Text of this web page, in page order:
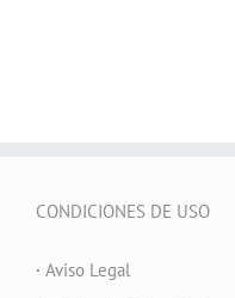
CONDICIONES DE USO
· Aviso Legal